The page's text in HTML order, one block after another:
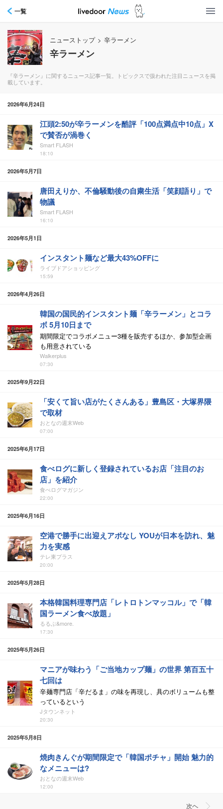
一覧
ニューストップ > 辛ラーメン
辛ラーメン
『辛ラーメン』に関するニュース記事一覧。トピックスで扱われた注目ニュースを掲
載しています。
2026年6月24日
江頭2:50が辛ラーメンを酷評「100点満点中10点」X
で賛否が渦巻く
Smart FLASH
18:10
2026年5月7日
唐田えりか、不倫騒動後の自粛生活「笑顔語り」で
物議
Smart FLASH
16:10
2026年5月1日
インスタント麺など最大43%OFFに
ライブドアショッピング
15:59
2026年4月26日
韓国の国民的インスタント麺「辛ラーメン」とコラ
ボ 5月10日まで
期間限定でコラボメニュー3種を販売するほか、参加型企画
も用意されている
Walkerplus
07:30
2025年9月22日
「安くて旨い店がたくさんある」豊島区・大塚界隈
で取材
おとなの週末Web
07:00
2025年6月17日
食べログに新しく登録されているお店「注目のお
店」を紹介
食べログマガジン
22:00
2025年6月16日
空港で勝手に出迎えアポなし YOUが日本を訪れ、魅
力を実感
テレ東プラス
20:00
2025年5月28日
本格韓国料理専門店「レトロトンマッコル」で「韓
国ラーメン食べ放題」
るるぶ&more.
17:30
2025年5月26日
マニアが味わう「ご当地カップ麺」の世界 第百五十
七回は
辛麺専門店「辛だるま」の味を再現し、具のボリュームも整
っているという
Jタウンネット
20:30
2025年5月8日
焼肉きんぐが期間限定で「韓国ポチャ」開始 魅力的
なメニューは?
おとなの週末Web
12:00
次ヘ